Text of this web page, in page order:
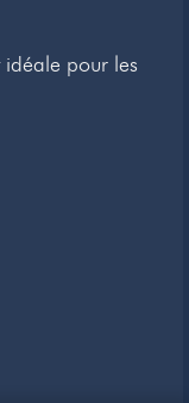
idéale pour les